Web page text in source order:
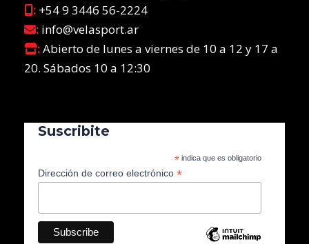
: +54 9 3446 56-2224
: info@velasport.ar
:Abierto de lunes a viernes de 10 a 12 y 17 a
20. Sábados 10 a 12:30
Suscribite
* indica que es obligatorio
Dirección de correo electrónico *